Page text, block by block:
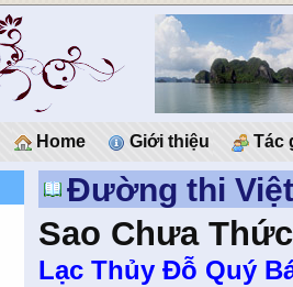
Home Giới thiệu Tác
Đường thi
Sao Chưa
Lạc Thủy Ðỗ Quý